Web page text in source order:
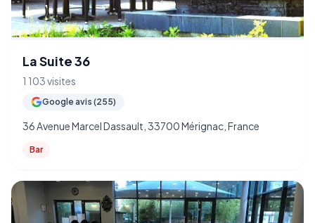
La Suite 36
1 103 visites
Google avis (255)
36 Avenue Marcel Dassault, 33700 Mérignac, France
Bar